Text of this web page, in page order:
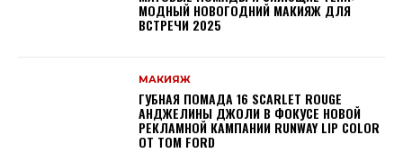
МОДНЫЙ НОВОГОДНИЙ МАКИЯЖ ДЛЯ
ВСТРЕЧИ 2025
МАКИЯЖ
ГУБНАЯ ПОМАДА 16 SCARLET ROUGE
АНДЖЕЛИНЫ ДЖОЛИ В ФОКУСЕ НОВОЙ
РЕКЛАМНОЙ КАМПАНИИ RUNWAY LIP COLOR
ОТ TOM FORD